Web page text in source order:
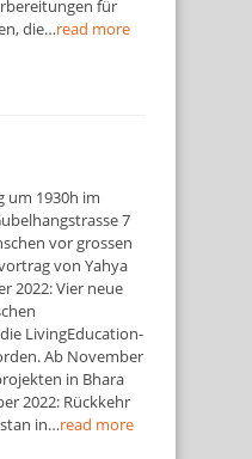
für
die…read more
um 1930h im
7
vor grossen
von Yahya
2022: Vier neue
LivingEducation-
Ab November
in Bhara
2022: Rückkehr
in…read more